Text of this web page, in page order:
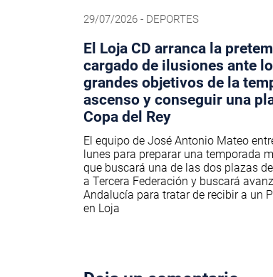
29/07/2026 - DEPORTES
El Loja CD arranca la
cargado de ilusiones ante
grandes objetivos de la
ascenso y conseguir una
Copa del Rey
El equipo de José Antonio Mateo
lunes para preparar una temporada
que buscará una de las dos plazas
a Tercera Federación y buscará
Andalucía para tratar de recibir a un
en Loja